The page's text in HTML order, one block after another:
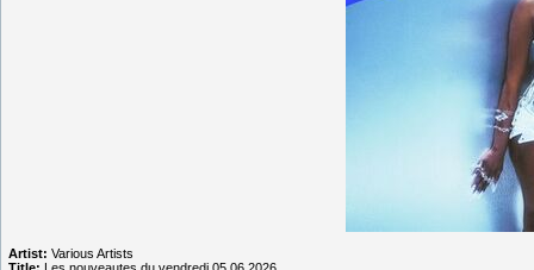
Artist: Various Artists